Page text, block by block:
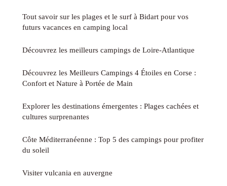
Tout savoir sur les plages et le surf à Bidart pour vos
futurs vacances en camping local
Découvrez les meilleurs campings de Loire-Atlantique
Découvrez les Meilleurs Campings 4 Étoiles en Corse :
Confort et Nature à Portée de Main
Explorer les destinations émergentes : Plages cachées et
cultures surprenantes
Côte Méditerranéenne : Top 5 des campings pour profiter
du soleil
Visiter vulcania en auvergne